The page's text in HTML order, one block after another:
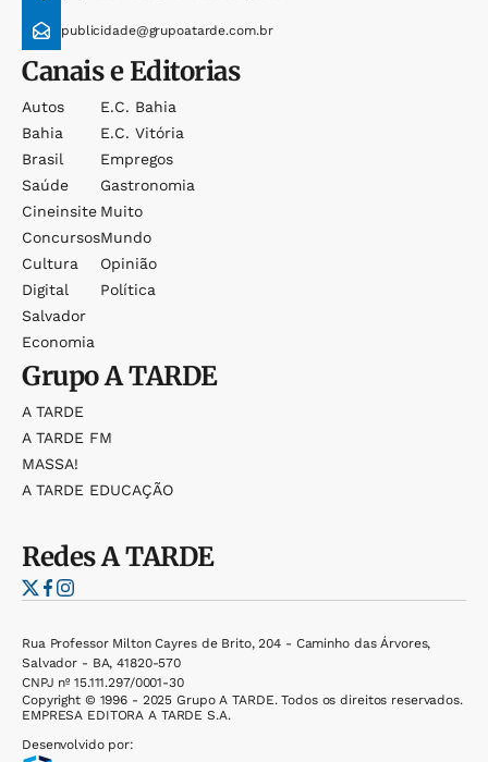
publicidade@grupoatarde.com.br
Canais e Editorias
Autos
Bahia
Brasil
Saúde
Cineinsite
Concursos
Cultura
Digital
Salvador
Economia
E.c. Bahia
E.c. Vitória
Empregos
Gastronomia
Muito
Mundo
Opinião
Política
GrupoA TARDE
A TARDE
A TARDE FM
MASSA!
A TARDE EDUCAÇÃO
RedesA TARDE
Rua Professor Milton Cayres de Brito, 204 - Caminho das Árvores,
Salvador - BA, 41820-570
CNPJ nº 15.111.297/0001-30
Copyright © 1996 - 2025 Grupo A TARDE. Todos os direitos reservados.
EMPRESA EDITORA A TARDE S.A.
Desenvolvido por: